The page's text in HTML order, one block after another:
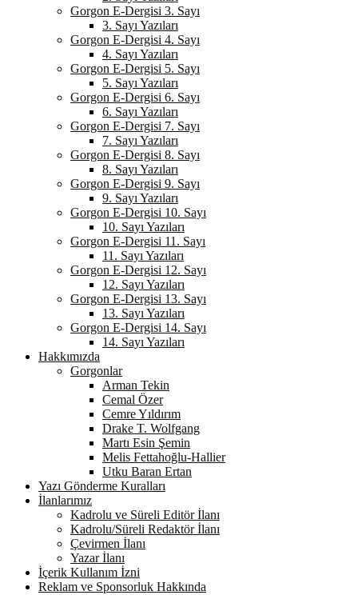
Gorgon E-Dergisi 3. Sayı
3. Sayı Yazıları
Gorgon E-Dergisi 4. Sayı
4. Sayı Yazıları
Gorgon E-Dergisi 5. Sayı
5. Sayı Yazıları
Gorgon E-Dergisi 6. Sayı
6. Sayı Yazıları
Gorgon E-Dergisi 7. Sayı
7. Sayı Yazıları
Gorgon E-Dergisi 8. Sayı
8. Sayı Yazıları
Gorgon E-Dergisi 9. Sayı
9. Sayı Yazıları
Gorgon E-Dergisi 10. Sayı
10. Sayı Yazıları
Gorgon E-Dergisi 11. Sayı
11. Sayı Yazıları
Gorgon E-Dergisi 12. Sayı
12. Sayı Yazıları
Gorgon E-Dergisi 13. Sayı
13. Sayı Yazıları
Gorgon E-Dergisi 14. Sayı
14. Sayı Yazıları
Hakkımızda
Gorgonlar
Arman Tekin
Cemal Özer
Cemre Yıldırım
Drake T. Wolfgang
Martı Esin Şemin
Melis Fettahoğlu-Hallier
Utku Baran Ertan
Yazı Gönderme Kuralları
İlanlarımız
Kadrolu ve Süreli Editör İlanı
Kadrolu/Süreli Redaktör İlanı
Çevirmen İlanı
Yazar İlanı
İçerik Kullanım İzni
Reklam ve Sponsorluk Hakkında